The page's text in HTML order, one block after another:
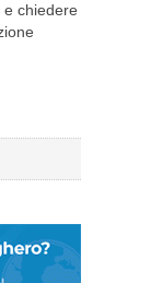
chiedere